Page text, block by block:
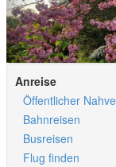
Anreise
Öffentlicher
Bahnreisen
Busreisen
Flug finden